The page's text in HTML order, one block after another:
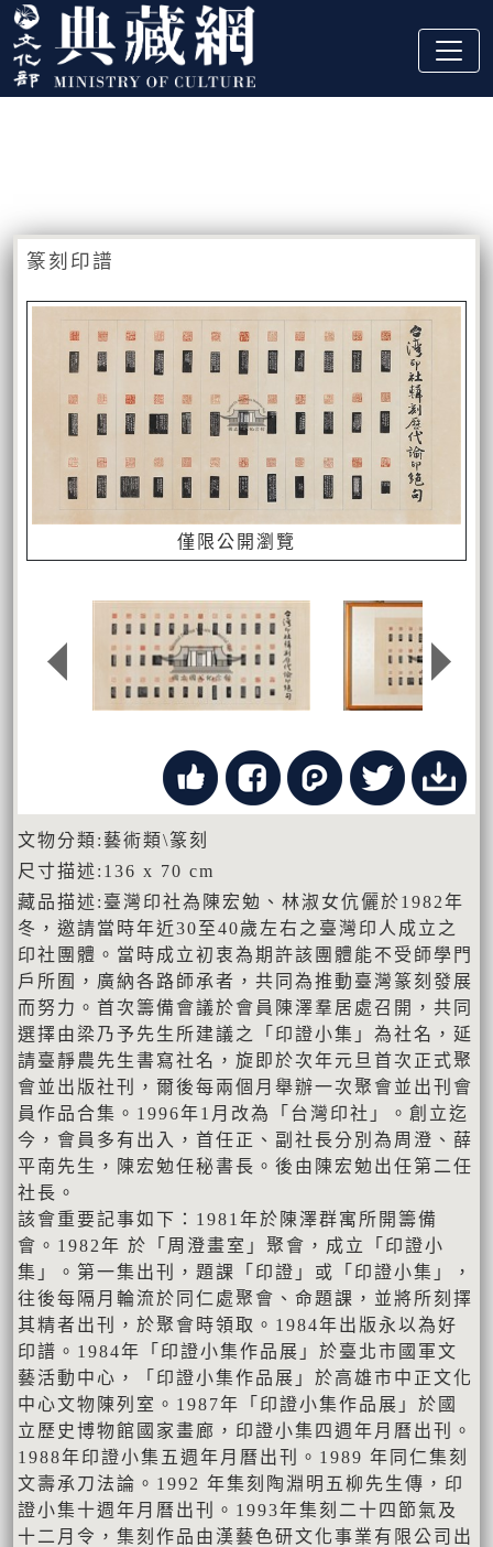
跳到主要內容
:::
篆刻印譜
僅限公開瀏覽
文物分類:藝術類\篆刻
尺寸描述:136 x 70 cm
藏品描述:臺灣印社為陳宏勉、林淑女伉儷於1982年
冬，邀請當時年近30至40歲左右之臺灣印人成立之
印社團體。當時成立初衷為期許該團體能不受師學門
戶所囿，廣納各路師承者，共同為推動臺灣篆刻發展
而努力。首次籌備會議於會員陳澤羣居處召開，共同
選擇由梁乃予先生所建議之「印證小集」為社名，延
請臺靜農先生書寫社名，旋即於次年元旦首次正式聚
會並出版社刊，爾後每兩個月舉辦一次聚會並出刊會
員作品合集。1996年1月改為「台灣印社」。創立迄
今，會員多有出入，首任正、副社長分別為周澄、薛
平南先生，陳宏勉任秘書長。後由陳宏勉出任第二任
社長。
該會重要記事如下：1981年於陳澤群寓所開籌備
會。1982年 於「周澄畫室」聚會，成立「印證小
集」。第一集出刊，題課「印證」或「印證小集」，
往後每隔月輪流於同仁處聚會、命題課，並將所刻擇
其精者出刊，於聚會時領取。1984年出版永以為好
印譜。1984年「印證小集作品展」於臺北市國軍文
藝活動中心，「印證小集作品展」於高雄市中正文化
中心文物陳列室。1987年「印證小集作品展」於國
立歷史博物館國家畫廊，印證小集四週年月曆出刊。
1988年印證小集五週年月曆出刊。1989 年同仁集刻
文壽承刀法論。1992 年集刻陶淵明五柳先生傳，印
證小集十週年月曆出刊。1993年集刻二十四節氣及
十二月令，集刻作品由漢藝色研文化事業有限公司出